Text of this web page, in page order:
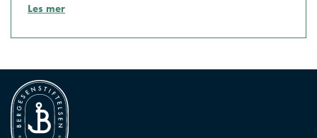
Les mer